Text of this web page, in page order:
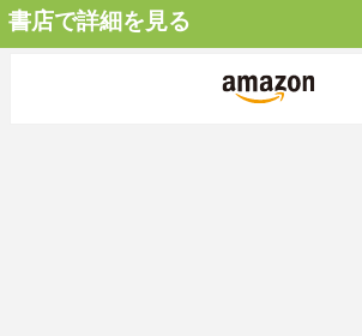
書店で詳細を見る